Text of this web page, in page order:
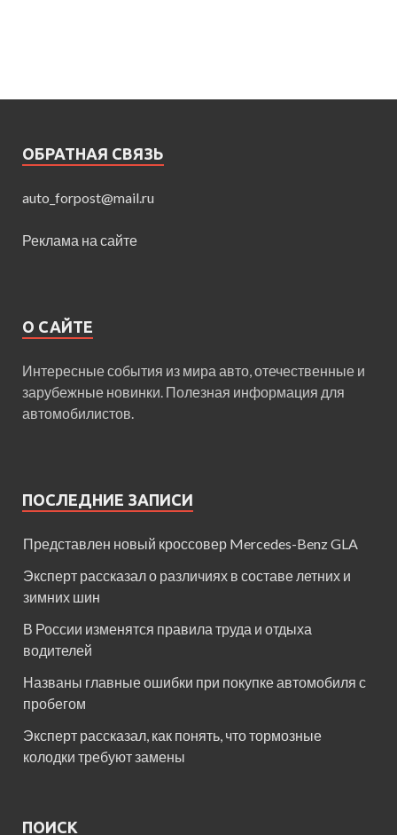
ОБРАТНАЯ СВЯЗЬ
auto_forpost@mail.ru
Реклама на сайте
О САЙТЕ
Интересные события из мира авто, отечественные и
зарубежные новинки. Полезная информация для
автомобилистов.
ПОСЛЕДНИЕ ЗАПИСИ
Представлен новый кроссовер Mercedes-Benz GLA
Эксперт рассказал о различиях в составе летних и
зимних шин
В России изменятся правила труда и отдыха
водителей
Названы главные ошибки при покупке автомобиля с
пробегом
Эксперт рассказал, как понять, что тормозные
колодки требуют замены
ПОИСК